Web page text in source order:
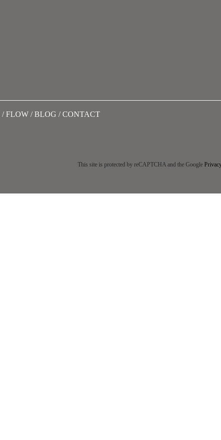
FLOW BLOG
CONTACT
This site is protected by reCAPTCHA and the Google